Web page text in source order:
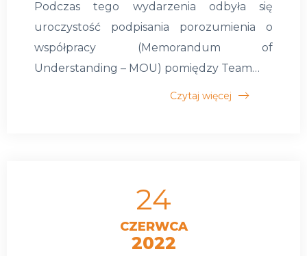
Podczas tego wydarzenia odbyła się
uroczystość podpisania porozumienia o
współpracy (Memorandum of
Understanding – MOU) pomiędzy Team…
Czytaj więcej
24
CZERWCA
2022